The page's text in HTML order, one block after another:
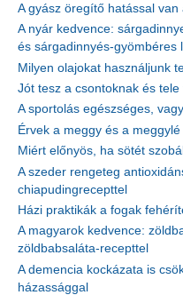
A gyász öregítő hatással van
A nyár kedvence:
és sárgadinnyés-gyömbéres
Milyen olajokat használjunk
Jót tesz a csontoknak és
A sportolás egészséges,
Érvek a meggy és a
Miért előnyös, ha sötét
A szeder rengeteg
chiapudingrecepttel
Házi praktikák a fogak
A magyarok kedvence:
zöldbabsaláta-recepttel
A demencia kockázata is
házassággal